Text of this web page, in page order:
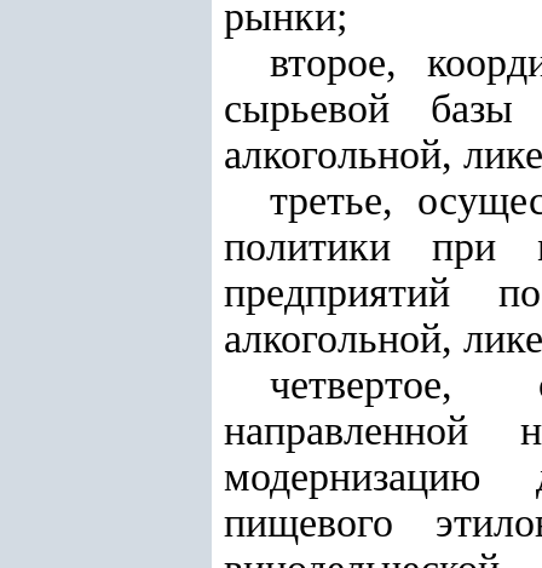
рынки;
второе,
сырьевой базы
алкогольной,
третье,
политики при
предприятий
алкогольной,
четвертое,
направленной
модернизацию
пищевого